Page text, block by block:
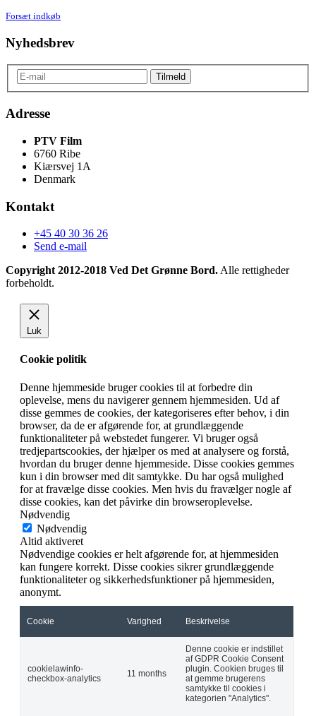
Forsæt indkøb
Nyhedsbrev
Adresse
PTV Film
6760 Ribe
Kiærsvej 1A
Denmark
Kontakt
+45 40 30 36 26
Send e-mail
Copyright 2012-2018 Ved Det Grønne Bord. Alle rettigheder
forbeholdt.
Luk
Cookie politik
Denne hjemmeside bruger cookies til at forbedre din
oplevelse, mens du navigerer gennem hjemmesiden. Ud af
disse gemmes de cookies, der kategoriseres efter behov, i din
browser, da de er afgørende for, at grundlæggende
funktionaliteter på webstedet fungerer. Vi bruger også
tredjepartscookies, der hjælper os med at analysere og forstå,
hvordan du bruger denne hjemmeside. Disse cookies gemmes
kun i din browser med dit samtykke. Du har også mulighed
for at fravælge disse cookies. Men hvis du fravælger nogle af
disse cookies, kan det påvirke din browseroplevelse.
Nødvendig
Nødvendig
Altid aktiveret
Nødvendige cookies er helt afgørende for, at hjemmesiden
kan fungere korrekt. Disse cookies sikrer grundlæggende
funktionaliteter og sikkerhedsfunktioner på hjemmesiden,
anonymt.
Cookie Varighed Beskrivelse
cookielawinfo-
checkbox-analytics
11 months
Denne cookie er indstillet
af GDPR Cookie Consent
plugin. Cookien bruges til
at gemme brugerens
samtykke til cookies i
kategorien "Analytics".